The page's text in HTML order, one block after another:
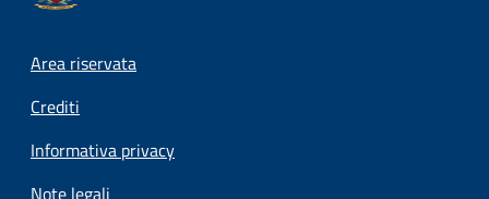
Footer menu
Area riservata
Crediti
Informativa privacy
Note legali